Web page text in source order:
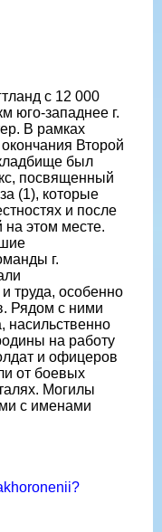
с 12 000
юго-западнее г.
В рамках
Второй
был
посвященный
(1), которые
и после
этом месте.
г.
труда, особенно
Рядом с ними
насильственно
на работу
и офицеров
от боевых
Могилы
с именами